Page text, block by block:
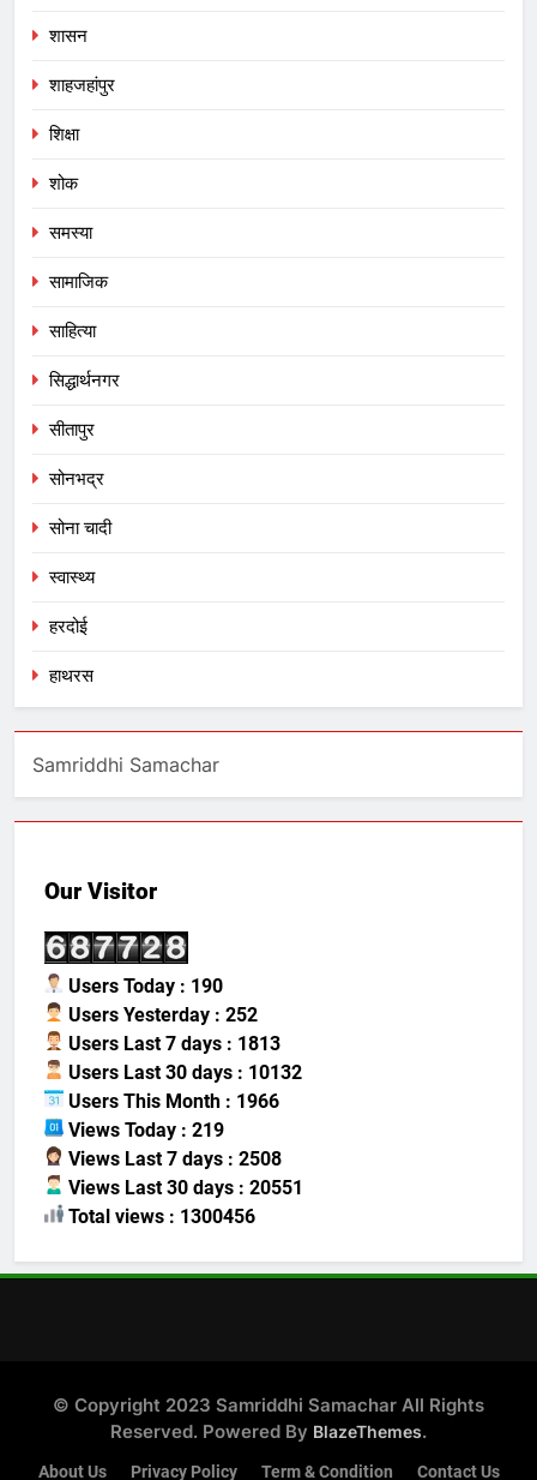
शासन
शाहजहांपुर
शिक्षा
शोक
समस्या
सामाजिक
साहित्या
सिद्धार्थनगर
सीतापुर
सोनभद्र
सोना चादी
स्वास्थ्य
हरदोई
हाथरस
Samriddhi Samachar
Our Visitor
Users Today : 190
Users Yesterday : 252
Users Last 7 days : 1813
Users Last 30 days : 10132
Users This Month : 1966
Views Today : 219
Views Last 7 days : 2508
Views Last 30 days : 20551
Total views : 1300456
© Copyright 2023 Samriddhi Samachar All Rights
Reserved. Powered By BlazeThemes.
About Us Privacy Policy Term & Condition Contact Us